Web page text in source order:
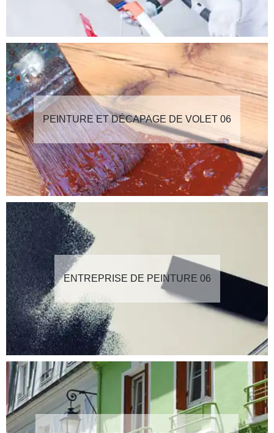
PEINTURE ET DÉCAPAGE DE VOLET 06
ENTREPRISE DE PEINTURE 06